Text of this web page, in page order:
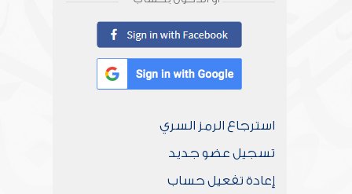
استرجاع الرمز السري
تسجيل عضو جديد
إعادة تفعيل حساب